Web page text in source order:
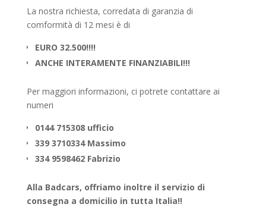
La nostra richiesta, corredata di garanzia di
comformità di 12 mesi è di
EURO 32.500!!!!
ANCHE INTERAMENTE FINANZIABILI!!!
Per maggiori informazioni, ci potrete contattare ai
numeri
0144 715308 ufficio
339 3710334 Massimo
334 9598462 Fabrizio
Alla Badcars, offriamo inoltre il servizio di
consegna a domicilio in tutta Italia!!